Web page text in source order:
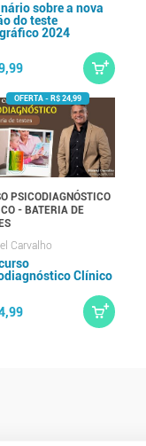
sobre a nova
do teste
2024
PSICODIAGNÓSTICO
- BATERIA DE
Carvalho
Clínico